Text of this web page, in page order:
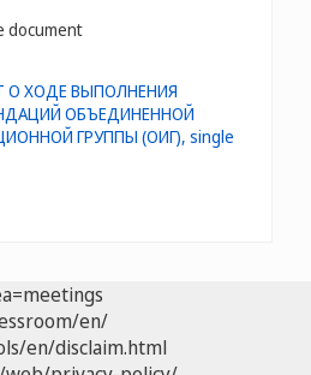
document
en/
en/disclaim.html